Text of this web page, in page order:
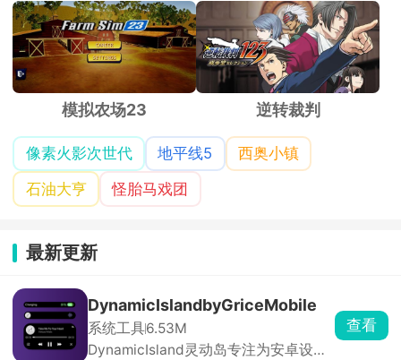
模拟农场23 逆转裁判
像素火影次世代 地平线5
西奥小镇
石油大亨
怪胎马戏团
最新更新
DynamicIslandbyGriceMobile
系统工具6.53M
DynamicIsland灵动岛专注为安卓设备
查看